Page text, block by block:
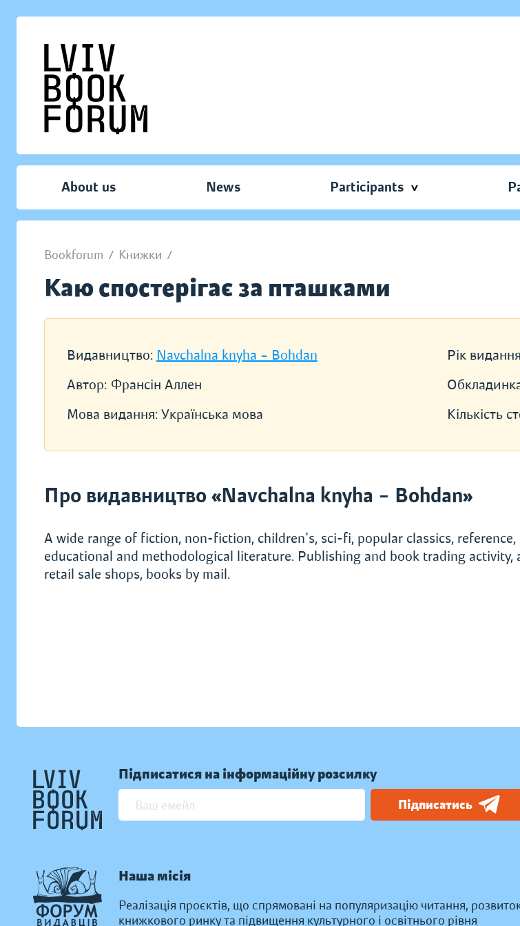
About us News Participants
Bookforum / Книжки /
Каю спостерігає за пташками
Видавництво: Navchalna knyha – Bohdan
Автор: Франсін Аллен
Мова видання: Українська мова
Рік
Кількість
Про видавництво «Navchalna knyha – Bohdan»
A wide range of fiction, non-fiction, children's, sci-fi, popular classics,
educational and methodological literature. Publishing and book trading activity,
retail sale shops, books by mail.
Підписатися на інформаційну розсилку
Підписатись
Наша місія
Реалізація проєктів, що спрямовані на популяризацію читання,
книжкового ринку та підвищення культурного і освітнього рівня